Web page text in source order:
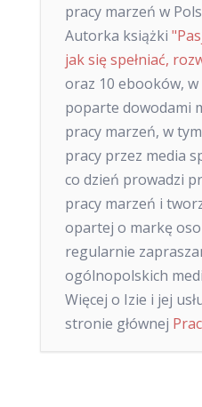
pracy marzeń w
Autorka książki
jak się spełniać,
oraz 10 ebooków,
poparte dowodami
pracy marzeń, w
pracy przez media
co dzień prowadzi
pracy marzeń i
opartej o markę
regularnie
ogólnopolskich
Więcej o Izie i jej
stronie głównej